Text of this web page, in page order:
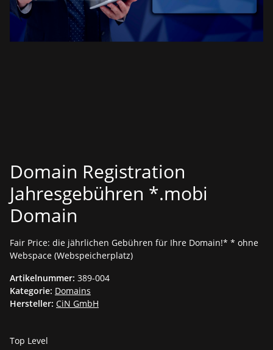
Domain Registration
Jahresgebühren *.mobi
Domain
Fair Price: die jährlichen Gebühren für Ihre Domain!* * ohne
Webspace (Webspeicherplatz)
Artikelnummer: 389-004
Kategorie: Domains
Hersteller: CiN GmbH
Top Level